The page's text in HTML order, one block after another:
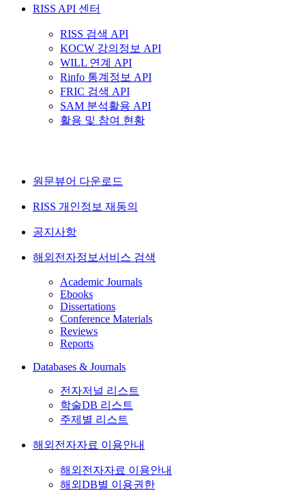
RISS API 센터
RISS 검색 API
KOCW 강의정보 API
WILL 연계 API
Rinfo 통계정보 API
FRIC 검색 API
SAM 분석활용 API
활용 및 참여 현황
원문뷰어 다운로드
RISS 개인정보 재동의
공지사항
해외전자정보서비스 검색
Academic Journals
Ebooks
Dissertations
Conference Materials
Reviews
Reports
Databases & Journals
전자저널 리스트
학술DB 리스트
주제별 리스트
해외전자자료 이용안내
해외전자자료 이용안내
해외DB별 이용권한